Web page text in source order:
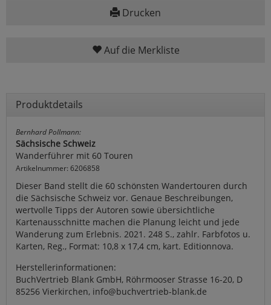
Drucken
Auf die Merkliste
Produktdetails
Bernhard Pollmann:
Sächsische Schweiz
Wanderführer mit 60 Touren
Artikelnummer: 6206858
Dieser Band stellt die 60 schönsten Wandertouren durch
die Sächsische Schweiz vor. Genaue Beschreibungen,
wertvolle Tipps der Autoren sowie übersichtliche
Kartenausschnitte machen die Planung leicht und jede
Wanderung zum Erlebnis. 2021. 248 S., zahlr. Farbfotos u.
Karten, Reg., Format: 10,8 x 17,4 cm, kart. Editionnova.
Herstellerinformationen:
BuchVertrieb Blank GmbH, Röhrmooser Strasse 16-20, D
85256 Vierkirchen, info@buchvertrieb-blank.de